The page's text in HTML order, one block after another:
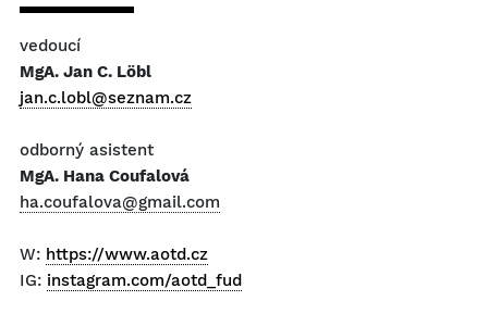
vedoucí
MgA. Jan C. Löbl
jan.c.lobl@seznam.cz
odborný asistent
MgA. Hana Coufalová
ha.coufalova@gmail.com
W: https://www.aotd.cz
IG: instagram.com/aotd_fud